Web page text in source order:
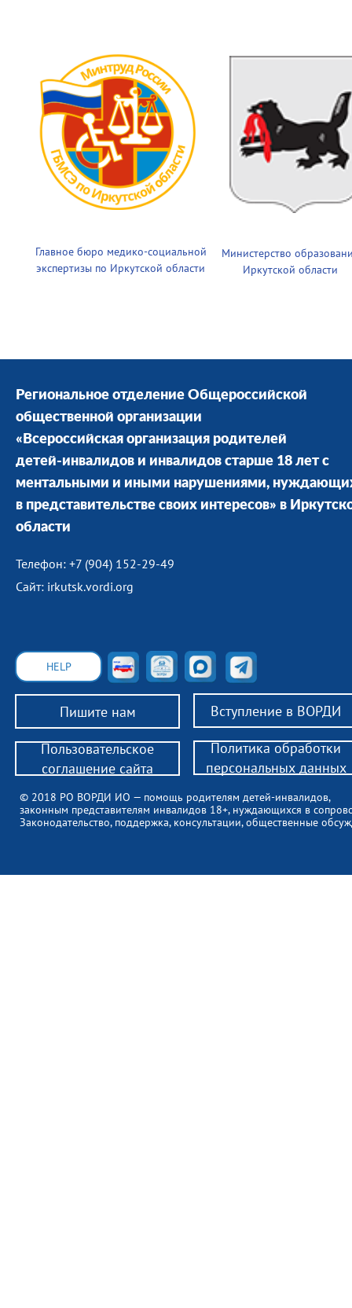
Главное бюро медико-социальной
экспертизы по Иркутской области
Министерство
Иркутской области
Региональное отделение Общероссийской
общественной организации
«Всероссийская организация родителей
детей-инвалидов и инвалидов старше 18 лет с
ментальными и иными нарушениями,
в представительстве своих интересов» в
области
Телефон: +7 (904) 152-29-49
Сайт: irkutsk.vordi.org
Пишите нам Вступление в ВОРДИ
© 2018 РО ВОРДИ ИО — помощь родителям детей-инвалидов,
законным представителям инвалидов 18+, нуждающихся в
Законодательство, поддержка, консультации, общественные
HELP
Пользовательское
соглашение сайта
Политика обработки
персональных данных